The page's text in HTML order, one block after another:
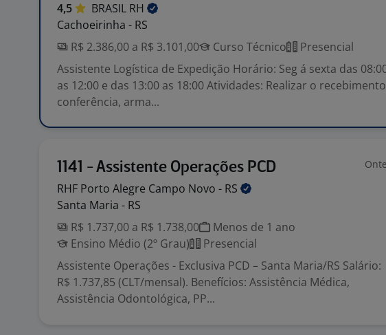
4,5 BRASIL RH
Cachoeirinha - RS
R$ 2.386,00 a R$ 3.101,00
Curso Técnico
Presencial
Assistente Logística de Expedição Horário: Seg á sexta das
as 12:00 e das 13:00 as 18:00 Atividades: Realizar o
conferência, arma...
1141 - Assistente Operações PCD
RHF Porto Alegre Campo Novo - RS
Santa Maria - RS
R$ 1.737,00 a R$ 1.738,00
Menos de 1 ano
Ensino Médio (2º Grau)
Presencial
Assistente Operações - Exclusiva PCD – Santa Maria/RS Salário:
R$ 1.737,85 (CLT/mensal). Benefícios: Assistência Médica,
Assistência Odontológica, PP...